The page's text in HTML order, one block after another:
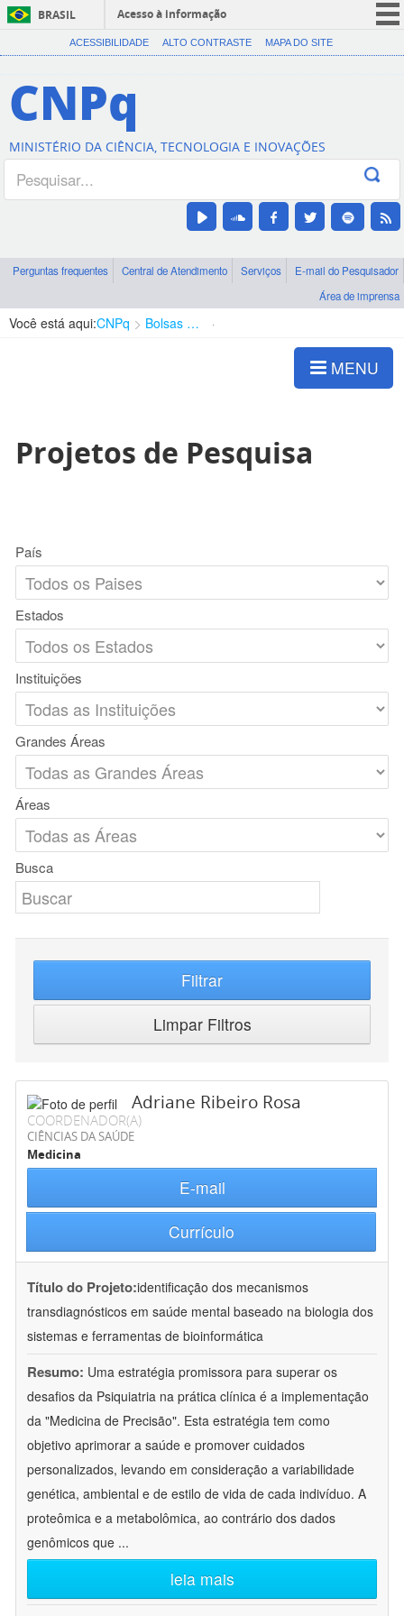
BRASIL
Acesso à informação
CORONAVÍRUS (COVID-19)
Canais
ACESSIBILIDADE ALTO CONTRASTE MAPA DO SITE
CNPq
MINISTÉRIO DA CIÊNCIA, TECNOLOGIA E INOVAÇÕES
Perguntas frequentes Central de Atendimento Serviços
E-mail do Pesquisador
Área de imprensa
Você está aqui:CNPq Bolsas e Auxílios Vigentes
MENU
Projetos de Pesquisa
País
Estados
Instituições
Grandes Áreas
Áreas
Busca
Filtrar
Limpar Filtros
Adriane Ribeiro Rosa
COORDENADOR(A)
CIÊNCIAS DA SAÚDE
Medicina
E-mail
Currículo
Título do Projeto:identificação dos mecanismos
transdiagnósticos em saúde mental baseado na biologia dos
sistemas e ferramentas de bioinformática
Resumo: Uma estratégia promissora para superar os
desafios da Psiquiatria na prática clínica é a implementação
da "Medicina de Precisão". Esta estratégia tem como
objetivo aprimorar a saúde e promover cuidados
personalizados, levando em consideração a variabilidade
genética, ambiental e de estilo de vida de cada indivíduo. A
proteômica e a metabolômica, ao contrário dos dados
genômicos que ...
leia mais